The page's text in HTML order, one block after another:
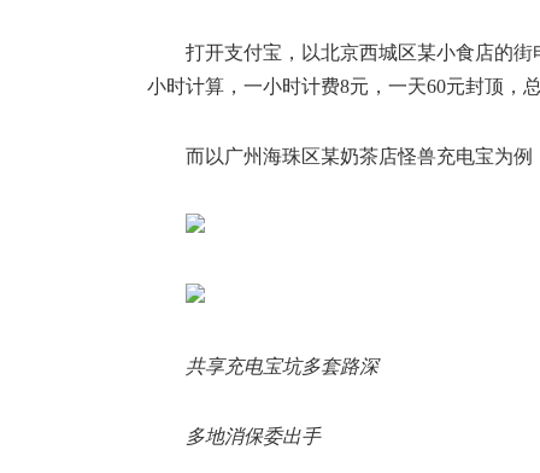
打开支付宝，以北京西城区某小食店的街
小时计算，一小时计费8元，一天60元封顶，
而以广州海珠区某奶茶店怪兽充电宝为
共享充电宝坑多套路深
多地消保委出手